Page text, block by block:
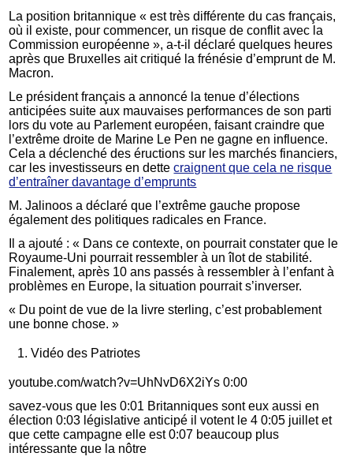
La position britannique « est très différente du cas français,
où il existe, pour commencer, un risque de conflit avec la
Commission européenne », a-t-il déclaré quelques heures
après que Bruxelles ait critiqué la frénésie d’emprunt de M.
Macron.
Le président français a annoncé la tenue d’élections
anticipées suite aux mauvaises performances de son parti
lors du vote au Parlement européen, faisant craindre que
l’extrême droite de Marine Le Pen ne gagne en influence.
Cela a déclenché des éructions sur les marchés financiers,
car les investisseurs en dettecraignent que cela ne risque
d’entraîner davantage d’emprunts
M. Jalinoos a déclaré que l’extrême gauche propose
également des politiques radicales en France.
Il a ajouté : « Dans ce contexte, on pourrait constater que le
Royaume-Uni pourrait ressembler à un îlot de stabilité.
Finalement, après 10 ans passés à ressembler à l’enfant à
problèmes en Europe, la situation pourrait s’inverser.
« Du point de vue de la livre sterling, c’est probablement
une bonne chose. »
Vidéo des Patriotes
youtube.com/watch?v=UhNvD6X2iYs 0:00
savez-vous que les 0:01 Britanniques sont eux aussi en
élection 0:03 législative anticipé il votent le 4 0:05 juillet et
que cette campagne elle est 0:07 beaucoup plus
intéressante que la nôtre